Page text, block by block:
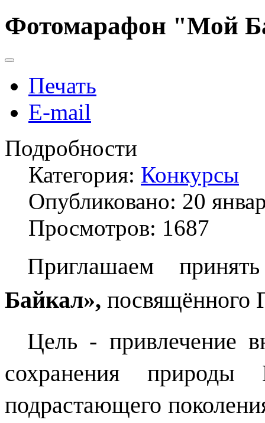
Фотомарафон "Мой
Печать
E-mail
Подробности
Категория: Конкурсы
Опубликовано: 20
Просмотров: 1687
Приглашаем
Байкал», посвящённого
Цель - привлечение
сохранения
подрастающего